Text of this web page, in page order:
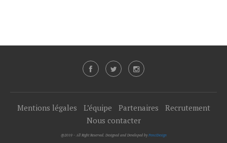
Mentions légales L’équipe Partenaires
Recrutement
Nous contacter
@2019 - All Right Reserved. Designed and Developed by PenciDesign